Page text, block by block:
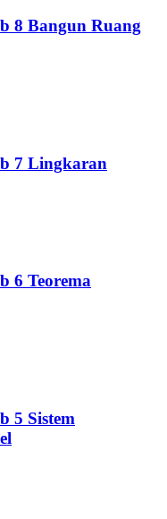
8 Bangun Ruang
7 Lingkaran
6 Teorema
5 Sistem